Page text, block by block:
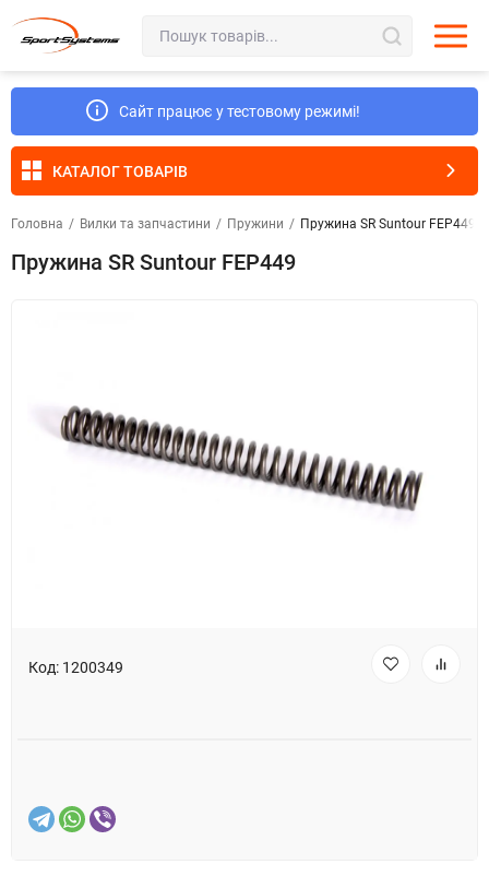
Сайт працює у тестовому режимі!
КАТАЛОГ ТОВАРІВ
Головна / Вилки та запчастини / Пружини / Пружина SR Suntour FEP449
Пружина SR Suntour FEP449
Код: 1200349